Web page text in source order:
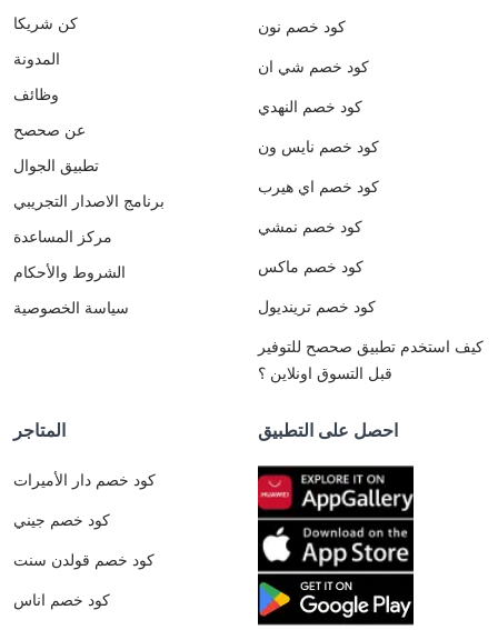
كن شريكا
المدونة
وظائف
عن صحصح
تطبيق الجوال
برنامج الاصدار التجريبي
مركز المساعدة
الشروط والأحكام
سياسة الخصوصية
كود خصم نون
كود خصم شي ان
كود خصم النهدي
كود خصم نايس ون
كود خصم اي هيرب
كود خصم نمشي
كود خصم ماكس
كود خصم ترينديول
كيف استخدم تطبيق صحصح للتوفير
قبل التسوق اونلاين ؟
المتاجر
كود خصم دار الأميرات
كود خصم جيني
كود خصم قولدن سنت
كود خصم اناس
احصل على التطبيق